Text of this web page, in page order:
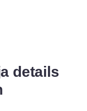
details